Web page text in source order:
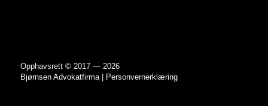
Opphavsrett © 2017 — 2026
Bjørnsen Advokatfirma| Personvernerklæring